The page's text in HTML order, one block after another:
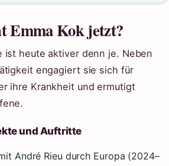
Emma Kok jetzt?
ist heute aktiver denn je. Neben
engagiert sie sich für
ihre Krankheit und ermutigt
und Auftritte
André Rieu durch Europa (2024–